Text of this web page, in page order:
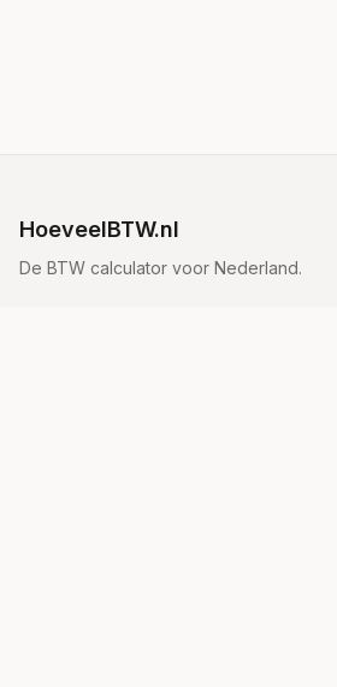
HoeveelBTW.nl
De BTW calculator voor Nederland.